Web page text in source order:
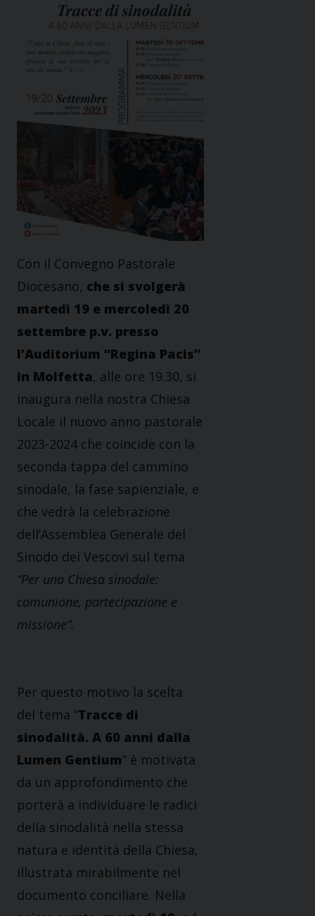
Con il Convegno Pastorale
Diocesano, che si svolgerà
martedì 19 e mercoledì 20
settembre p.v. presso
l’Auditorium “Regina Pacis”
in Molfetta, alle ore 19.30, si
inaugura nella nostra Chiesa
Locale il nuovo anno pastorale
2023-2024 che coincide con la
seconda tappa del cammino
sinodale, la fase sapienziale, e
che vedrà la celebrazione
dell’Assemblea Generale del
Sinodo dei Vescovi sul tema
“Per una Chiesa sinodale:
comunione, partecipazione e
missione”.
Per questo motivo la scelta
del tema “Tracce di
sinodalità. A 60 anni dalla
Lumen Gentium” è motivata
da un approfondimento che
porterà a individuare le radici
della sinodalità nella stessa
natura e identità della Chiesa,
illustrata mirabilmente nel
documento conciliare. Nella